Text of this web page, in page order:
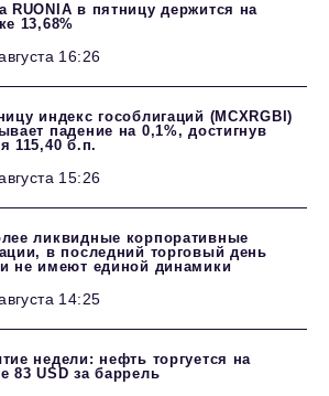
RUONIA в пятницу держится на
13,68%
16:26
индекс гособлигаций (MCXRGBI)
падение на 0,1%, достигнув
115,40 б.п.
15:26
ликвидные корпоративные
в последний торговый день
не имеют единой динамики
14:25
недели: нефть торгуется на
83 USD за баррель